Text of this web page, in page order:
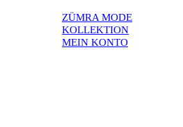
ZÜMRA MODE
KOLLEKTION
MEIN KONTO